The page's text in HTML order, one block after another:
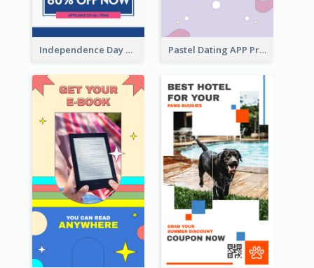
Independence Day Sale Instagram Story Pastel Dating APP Promotion Instagram Story Design